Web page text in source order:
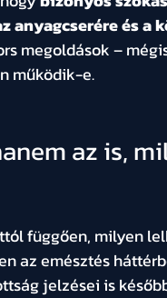
anyagcserére és a
megoldások –
működik-e.
az is,
függően, milyen
az emésztés
jelzései is